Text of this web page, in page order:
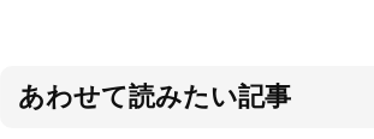
あわせて読みたい記事